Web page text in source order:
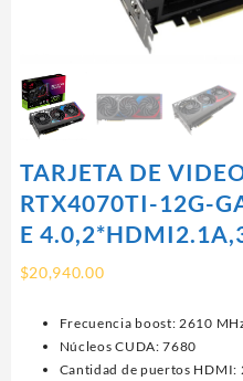
TARJETA DE
RTX4070TI-12G-
E
$20,940.00
Frecuencia boost: 2610
Núcleos CUDA: 7680
Cantidad de puertos HDMI: